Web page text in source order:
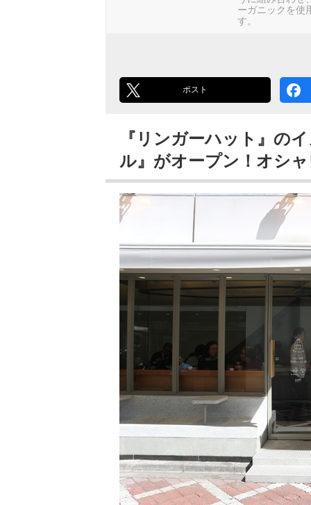
ーガニックを使
す。
ポスト
『リンガーハット』の
ル』がオープン！オシ